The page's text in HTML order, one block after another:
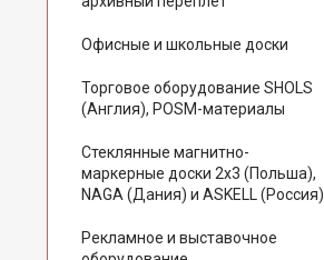
Офисные и школьные доски
Торговое оборудование SHOLS
(Англия), POSM-материалы
Стеклянные магнитно-
маркерные доски 2х3 (Польша),
NAGA (Дания) и ASKELL (Россия)
Рекламное и выставочное